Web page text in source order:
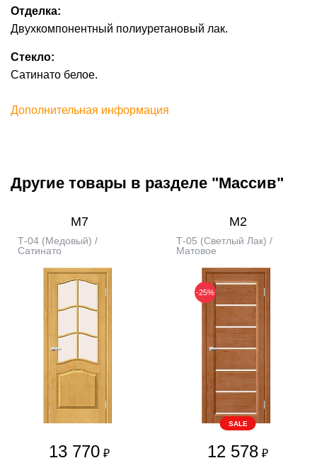
Отделка:
Двухкомпонентный полиуретановый лак.
Стекло:
Сатинато белое.
Дополнительная информация
Другие товары в разделе "Массив"
М7
Т-04 (Медовый) /
Сатинато
13 770 ₽
М2
Т-05 (Светлый Лак) /
Матовое
-25%
SALE
12 578 ₽